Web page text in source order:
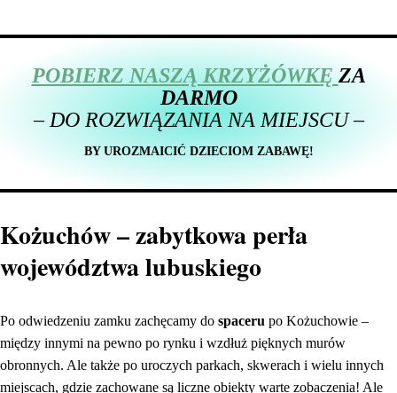
POBIERZ NASZĄ KRZYŻÓWKĘ ZA
DARMO
–DO ROZWIĄZANIA NA MIEJSCU–
BY UROZMAICIĆ DZIECIOM ZABAWĘ!
Kożuchów – zabytkowa perła
województwa lubuskiego
Po odwiedzeniu zamku zachęcamy do spaceru po Kożuchowie –
między innymi na pewno po rynku i wzdłuż pięknych murów
obronnych. Ale także po uroczych parkach, skwerach i wielu innych
miejscach, gdzie zachowane są liczne obiekty warte zobaczenia! Ale